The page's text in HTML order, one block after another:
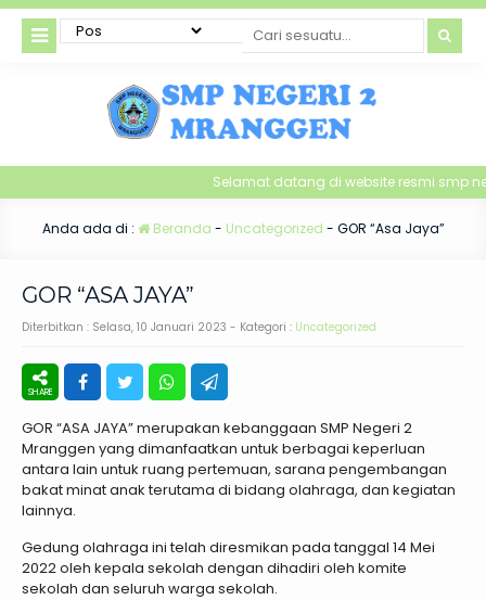
Selamat datang di website resmi smp
Anda ada di : Beranda - Uncategorized - GOR “Asa Jaya”
GOR “ASA JAYA”
Diterbitkan : Selasa, 10 Januari 2023 - Kategori : Uncategorized
GOR “ASA JAYA” merupakan kebanggaan SMP Negeri 2
Mranggen yang dimanfaatkan untuk berbagai keperluan
antara lain untuk ruang pertemuan, sarana pengembangan
bakat minat anak terutama di bidang olahraga, dan kegiatan
lainnya.
Gedung olahraga ini telah diresmikan pada tanggal 14 Mei
2022 oleh kepala sekolah dengan dihadiri oleh komite
sekolah dan seluruh warga sekolah.